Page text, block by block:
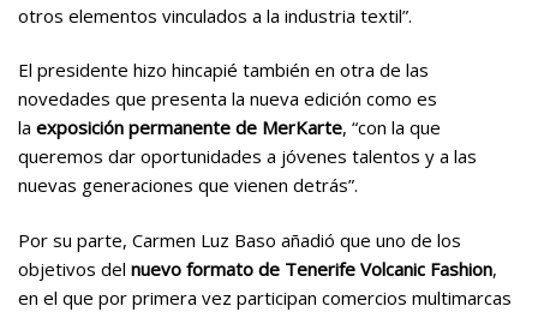
otros elementos vinculados a la industria textil”.
El presidente hizo hincapié también en otra de las
novedades que presenta la nueva edición como es
la exposición permanente de MerKarte, “con la que
queremos dar oportunidades a jóvenes talentos y a las
nuevas generaciones que vienen detrás”.
Por su parte, Carmen Luz Baso añadió que uno de los
objetivos del nuevo formato de Tenerife Volcanic Fashion,
en el que por primera vez participan comercios multimarcas